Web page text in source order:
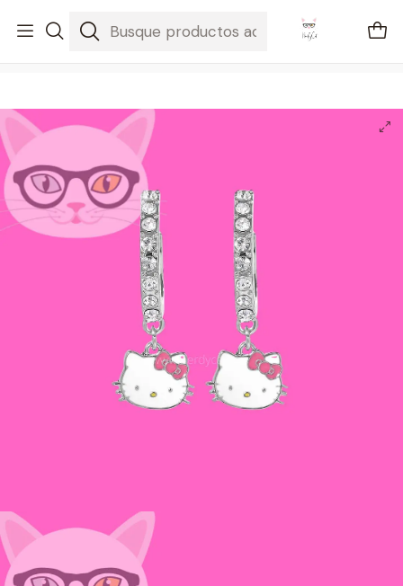
🚐 Envíos Nacionales gratis en compras mayores a $2100